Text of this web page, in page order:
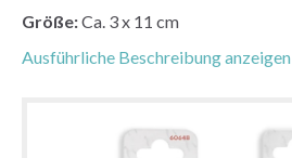
Größe:Ca. 3 x 11 cm
Ausführliche Beschreibung anzeigen